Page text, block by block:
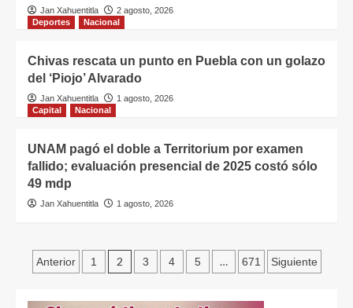
Jan Xahuentitla
2 agosto, 2026
Deportes
Nacional
Chivas rescata un punto en Puebla con un golazo
del ‘Piojo’ Alvarado
Jan Xahuentitla
1 agosto, 2026
Capital
Nacional
UNAM pagó el doble a Territorium por examen
fallido; evaluación presencial de 2025 costó sólo
49 mdp
Jan Xahuentitla 1 agosto, 2026
Anterior 1 2 3 4 5 … 671 Siguiente